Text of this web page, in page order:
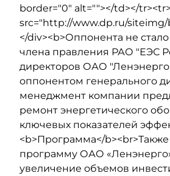
border="0" alt=""></td></
src="http://www.dp.ru/siteimg/
</div><b>Оппонента не
члена правления РАО "ЕЭС
директоров ОАО
оппонентом генерального
менеджмент компании
ремонт энергетического
ключевых показателей
<b>Программа</
программу ОАО
увеличение объемов